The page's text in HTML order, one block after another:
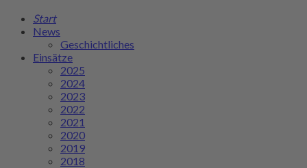
Start
News
Geschichtliches
Einsätze
2025
2024
2023
2022
2021
2020
2019
2018